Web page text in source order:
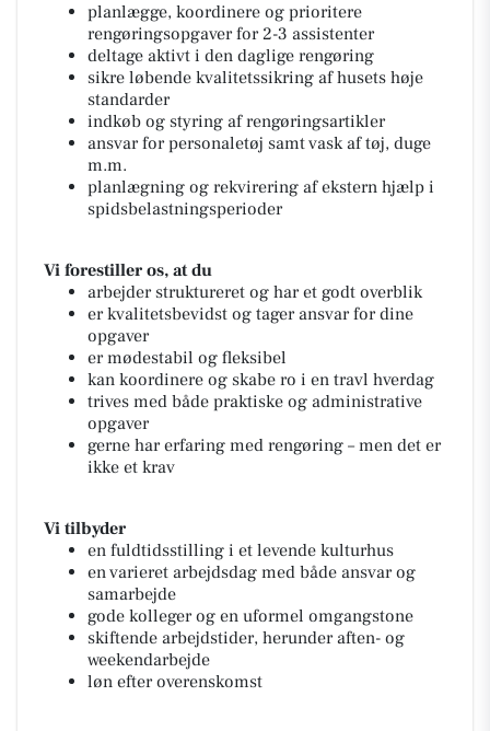
planlægge, koordinere og prioritere
rengøringsopgaver for 2-3 assistenter
deltage aktivt i den daglige rengøring
sikre løbende kvalitetssikring af husets høje
standarder
indkøb og styring af rengøringsartikler
ansvar for personaletøj samt vask af tøj, duge
m.m.
planlægning og rekvirering af ekstern hjælp i
spidsbelastningsperioder
Vi forestiller os, at du
arbejder struktureret og har et godt overblik
er kvalitetsbevidst og tager ansvar for dine
opgaver
er mødestabil og fleksibel
kan koordinere og skabe ro i en travl hverdag
trives med både praktiske og administrative
opgaver
gerne har erfaring med rengøring – men det er
ikke et krav
Vi tilbyder
en fuldtidsstilling i et levende kulturhus
en varieret arbejdsdag med både ansvar og
samarbejde
gode kolleger og en uformel omgangstone
skiftende arbejdstider, herunder aften- og
weekendarbejde
løn efter overenskomst